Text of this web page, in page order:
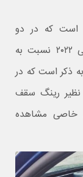
است که در دو
خودروی هان و یوان دیده بودیم. تانگ برقی ۲۰۲۲ نسبت به
ذکر است که در
رینگ سقف
خاصی مشاهده